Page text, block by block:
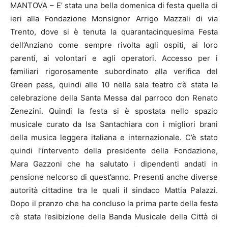
MANTOVA – E’ stata una bella domenica di festa quella di
ieri alla Fondazione Monsignor Arrigo Mazzali di via
Trento, dove si è tenuta la quarantacinquesima Festa
dell’Anziano come sempre rivolta agli ospiti, ai loro
parenti, ai volontari e agli operatori. Accesso per i
familiari rigorosamente subordinato alla verifica del
Green pass, quindi alle 10 nella sala teatro c’è stata la
celebrazione della Santa Messa dal parroco don Renato
Zenezini. Quindi la festa si è spostata nello spazio
musicale curato da Isa Santachiara con i migliori brani
della musica leggera italiana e internazionale. C’è stato
quindi l’intervento della presidente della Fondazione,
Mara Gazzoni che ha salutato i dipendenti andati in
pensione nelcorso di quest’anno. Presenti anche diverse
autorità cittadine tra le quali il sindaco Mattia Palazzi.
Dopo il pranzo che ha concluso la prima parte della festa
c’è stata l’esibizione della Banda Musicale della Città di